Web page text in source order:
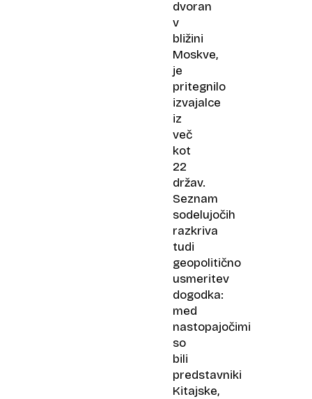
dvoran
v
bližini
Moskve,
je
pritegnilo
izvajalce
iz
več
kot
22
držav.
Seznam
sodelujočih
razkriva
tudi
geopolitično
usmeritev
dogodka:
med
nastopajočimi
so
bili
predstavniki
Kitajske,